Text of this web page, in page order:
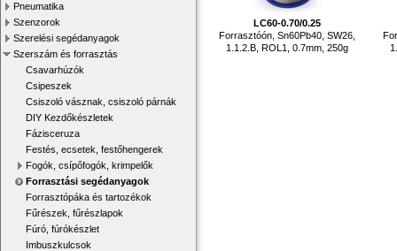
Pneumatika
Szenzorok
Szerelési segédanyagok
Szerszám és forrasztás
Csavarhúzók
Csipeszek
Csiszoló vásznak, csiszoló párnák
DIY Kezdőkészletek
Fázisceruza
Festés, ecsetek, festőhengerek
Fogók, csípőfogók, krimpelők
Forrasztási segédanyagok
Forrasztópáka és tartozékok
Fűrészek, fűrészlapok
Fúró, fúrókészlet
Imbuszkulcsok
LC60-0.70/0.25
Forrasztóón, Sn60Pb40, SW26,
1.1.2.B, ROL1, 0.7mm, 250g